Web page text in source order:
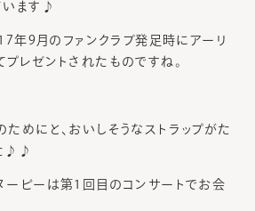
います♪
年9月のファンクラブ発足時にアーリ
レゼントされたものですね。
めにと、おいしそうなストラップがた
♪♪
ーピーは第1回目のコンサートでお会